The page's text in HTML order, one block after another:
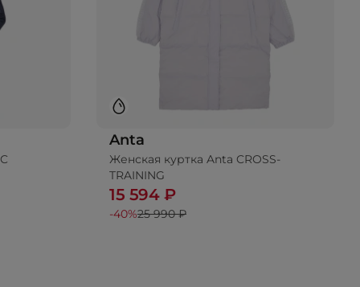
Anta
Женская куртка Anta CROSS-
TRAINING
15 594 ₽
-40%25 990 ₽